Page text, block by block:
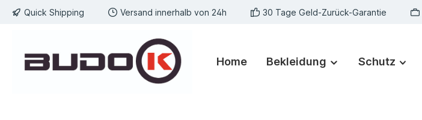
Zur Hauptnavigation springen
Quick Shipping Versand innerhalb von 24h 30 Tage Geld-Zurück-Garantie
Home Bekleidung Schutz